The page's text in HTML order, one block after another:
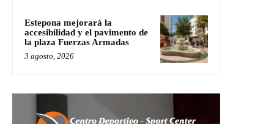
Estepona mejorará la
accesibilidad y el pavimento de
la plaza Fuerzas Armadas
3 agosto, 2026